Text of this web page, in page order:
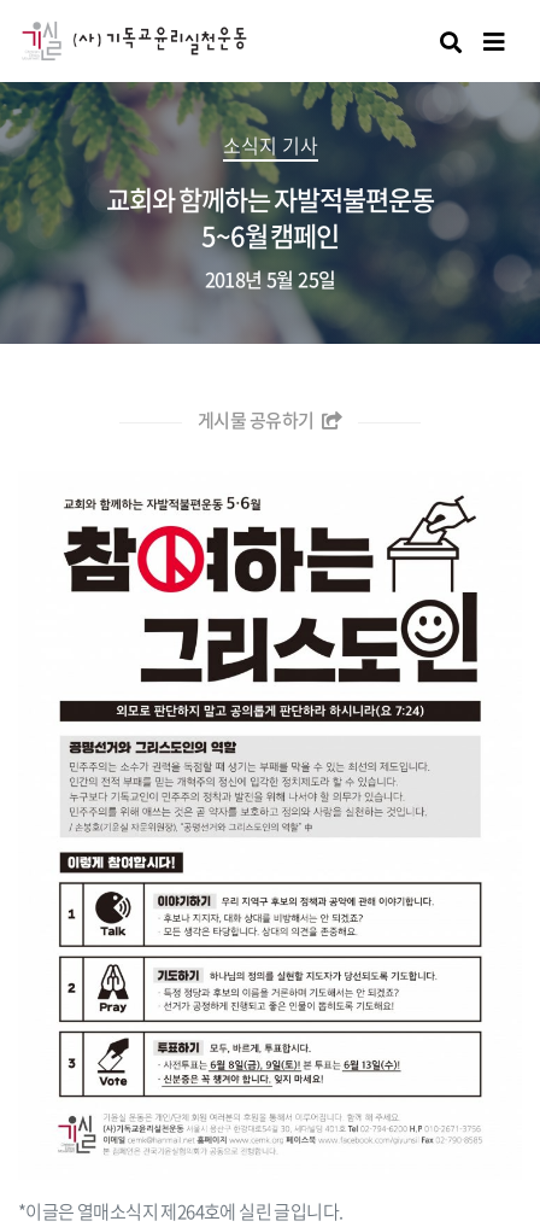
검색
소식지 기사
교회와 함께하는 자발적불편운동
5~6월 캠페인
2018년 5월 25일
게시물 공유하기
*이글은 열매소식지 제264호에 실린 글입니다.